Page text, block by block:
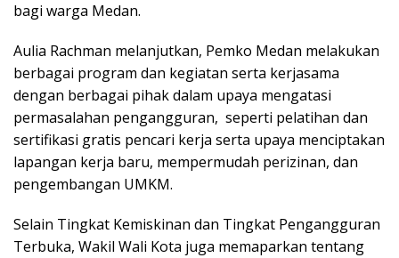
bagi warga Medan.
Aulia Rachman melanjutkan, Pemko Medan melakukan
berbagai program dan kegiatan serta kerjasama
dengan berbagai pihak dalam upaya mengatasi
permasalahan pengangguran, seperti pelatihan dan
sertifikasi gratis pencari kerja serta upaya menciptakan
lapangan kerja baru, mempermudah perizinan, dan
pengembangan UMKM.
Selain Tingkat Kemiskinan dan Tingkat Pengangguran
Terbuka, Wakil Wali Kota juga memaparkan tentang